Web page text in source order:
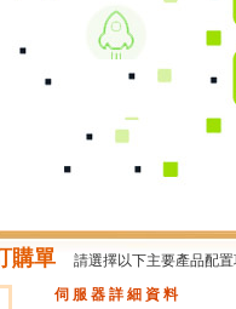
購單 請選擇以下主要產品配置
伺 服 器 詳 細 資 料